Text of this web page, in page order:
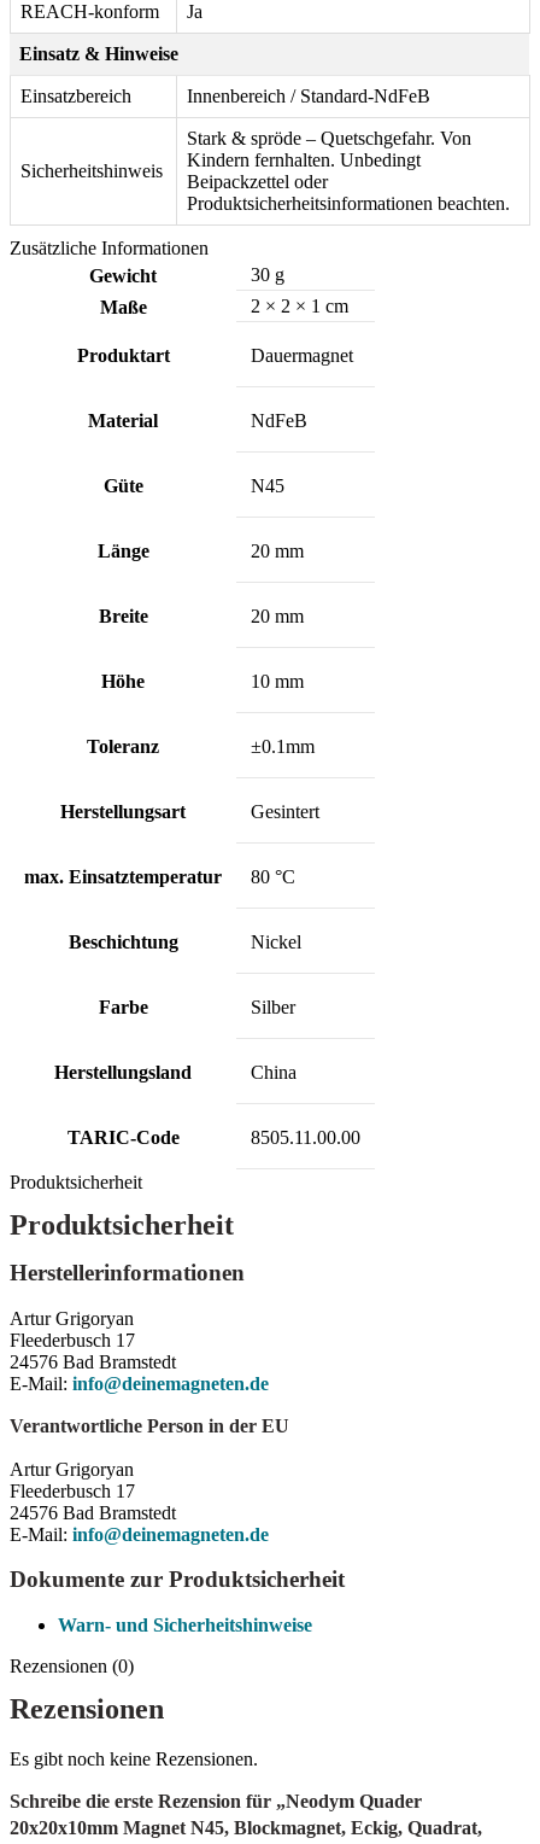
REACH-konform Ja
Einsatz & Hinweise
Einsatzbereich Innenbereich / Standard-NdFeB
Sicherheitshinweis
Stark & spröde – Quetschgefahr. Von
Kindern fernhalten. Unbedingt
Beipackzettel oder
Produktsicherheitsinformationen beachten.
Zusätzliche Informationen
Gewicht
30 g
Maße
2 × 2 × 1 cm
Produktart Dauermagnet
Material NdFeB
Güte N45
Länge 20 mm
Breite 20 mm
Höhe 10 mm
Toleranz ±0.1mm
Herstellungsart Gesintert
max. Einsatztemperatur 80 °C
Beschichtung Nickel
Farbe Silber
Herstellungsland China
TARIC-Code 8505.11.00.00
Produktsicherheit
Produktsicherheit
Herstellerinformationen
Artur Grigoryan
Fleederbusch 17
24576 Bad Bramstedt
E-Mail: info@deinemagneten.de
Verantwortliche Person in der EU
Artur Grigoryan
Fleederbusch 17
24576 Bad Bramstedt
E-Mail: info@deinemagneten.de
Dokumente zur Produktsicherheit
Warn- und Sicherheitshinweise
Rezensionen (0)
Rezensionen
Es gibt noch keine Rezensionen.
Schreibe die erste Rezension für „Neodym Quader
20x20x10mm Magnet N45, Blockmagnet, Eckig, Quadrat,